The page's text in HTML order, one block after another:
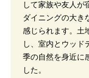
して家族や友人が
ダイニングの大き
感じられます。土
し、室内とウッド
季の自然を身近に
した。